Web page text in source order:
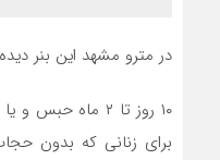
در مترو مشهد این بنر
برای زنانی که بدون